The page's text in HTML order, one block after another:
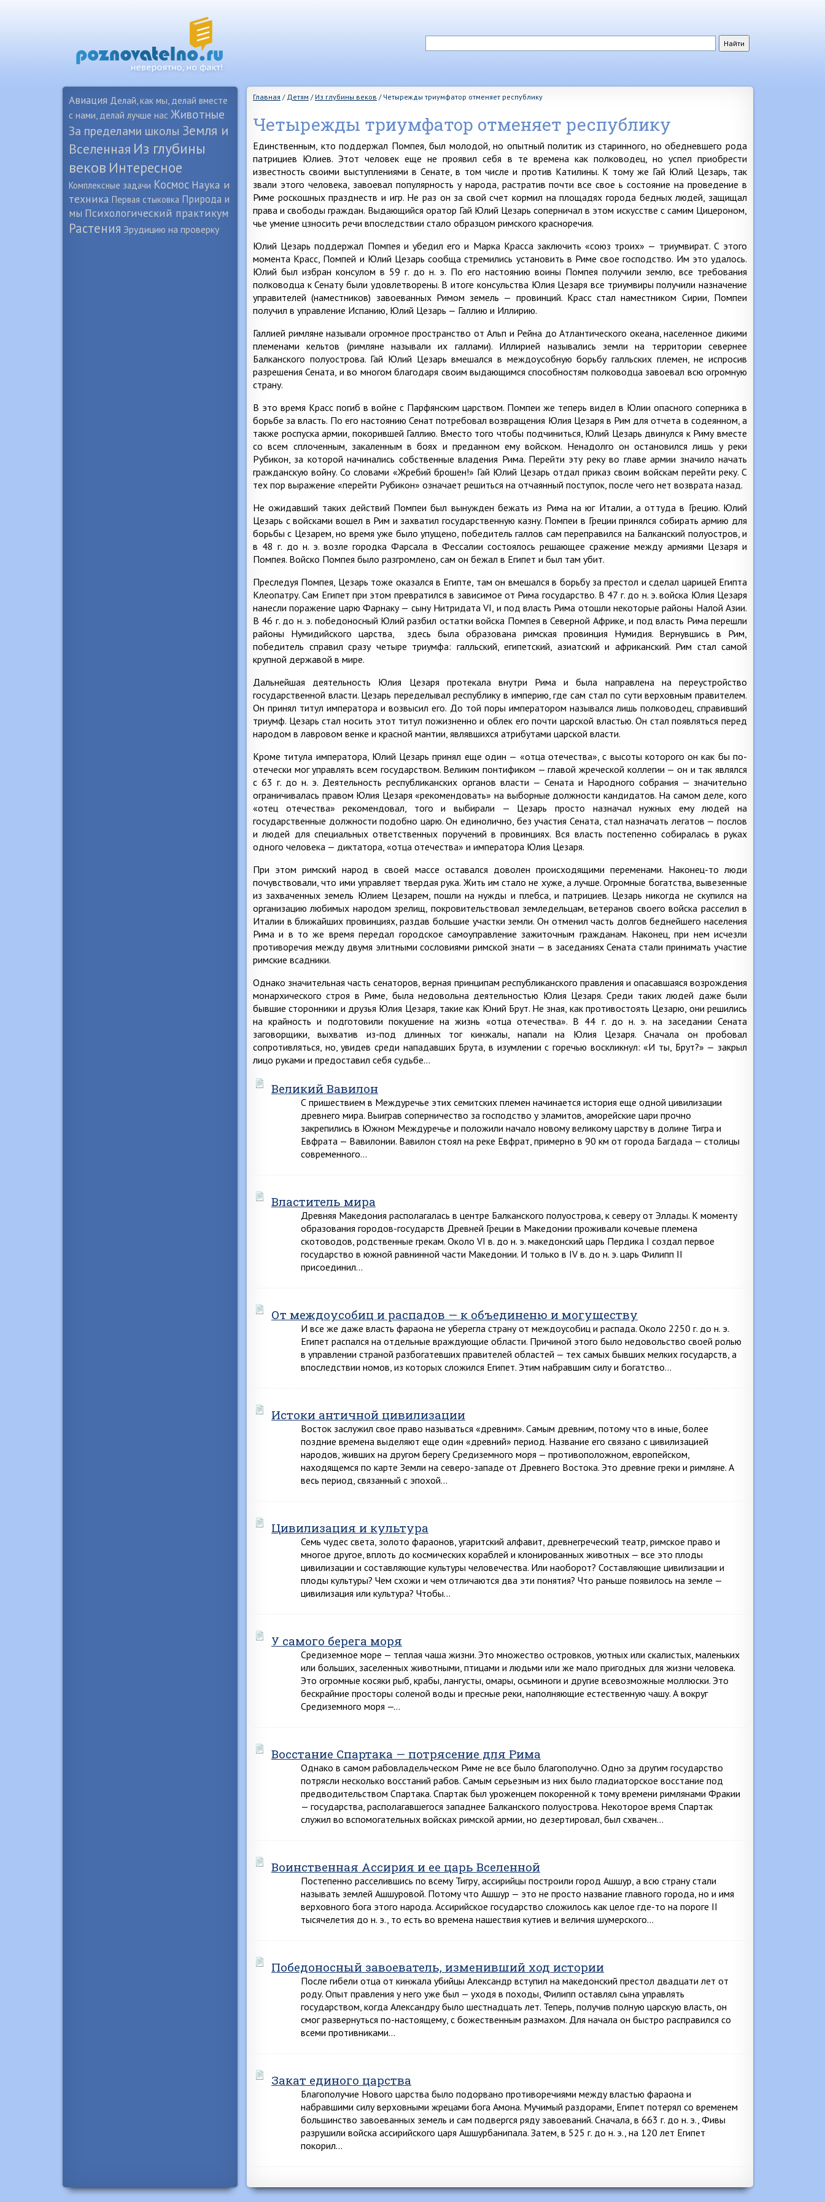
Авиация Делай, как мы, делай вместе
с нами, делай лучше нас Животные
За пределами школы Земля и
Вселенная Из глубины
веков Интересное
Комплексные задачи Космос Наука и
техника Первая стыковка Природа и
мы Психологический практикум
Растения Эрудицию на проверку
Главная / Детям / Из глубины веков / Четырежды триумфатор отменяет республику
Четырежды триумфатор отменяет республику
Единственным, кто поддержал Помпея, был молодой, но опытный политик из старинного, но обедневшего рода
патрициев Юлиев. Этот человек еще не проявил себя в те времена как полководец, но успел приобрести
известность своими выступлениями в Сенате, в том числе и против Катилины. К тому же Гай Юлий Цезарь, так
звали этого человека, завоевал популярность у народа, растратив почти все свое ь состояние на проведение в
Риме роскошных празднеств и игр. Не раз он за свой счет кормил на площадях города бедных людей, защищал
права и свободы граждан. Выдающийся оратор Гай Юлий Цезарь соперничал в этом искусстве с самим Цицероном,
чье умение цзносить речи впоследствии стало образцом римского красноречия.
Юлий Цезарь поддержал Помпея и убедил его и Марка Красса заключить «союз троих» — триумвират. С этого
момента Красс, Помпей и Юлий Цезарь сообща стремились установить в Риме свое господство. Им это удалось.
Юлий был избран консулом в 59 г. до н. э. По его настоянию воины Помпея получили землю, все требования
полководца к Сенату были удовлетворены. В итоге консульства Юлия Цезаря все триумвиры получили назначение
управителей (наместников) завоеванных Римом земель — провинций. Красс стал наместником Сирии, Помпеи
получил в управление Испанию, Юлий Цезарь — Галлию и Иллирию.
Галлией римляне называли огромное пространство от Альп и Рейна до Атлантического океана, населенное дикими
племенами кельтов (римляне называли их галлами). Иллирией назывались земли на территории севернее
Балканского полуострова. Гай Юлий Цезарь вмешался в междоусобную борьбу галльских племен, не испросив
разрешения Сената, и во многом благодаря своим выдающимся способностям полководца завоевал всю огромную
страну.
В это время Красс погиб в войне с Парфянским царством. Помпеи же теперь видел в Юлии опасного соперника в
борьбе за власть. По его настоянию Сенат потребовал возвращения Юлия Цезаря в Рим для отчета в содеянном, а
также роспуска армии, покорившей Галлию. Вместо того чтобы подчиниться, Юлий Цезарь двинулся к Риму вместе
со всем сплоченным, закаленным в боях и преданном ему войском. Ненадолго он остановился лишь у реки
Рубикон, за которой начинались собственные владения Рима. Перейти эту реку во главе армии значило начать
гражданскую войну. Со словами «Жребий брошен!» Гай Юлий Цезарь отдал приказ своим войскам перейти реку. С
тех пор выражение «перейти Рубикон» означает решиться на отчаянный поступок, после чего нет возврата назад.
Не ожидавший таких действий Помпеи был вынужден бежать из Рима на юг Италии, а оттуда в Грецию. Юлий
Цезарь с войсками вошел в Рим и захватил государственную казну. Помпеи в Греции принялся собирать армию для
борьбы с Цезарем, но время уже было упущено, победитель галлов сам переправился на Балканский полуостров, и
в 48 г. до н. э. возле городка Фарсала в Фессалии состоялось решающее сражение между армиями Цезаря и
Помпея. Войско Помпея было разгромлено, сам он бежал в Египет и был там убит.
Преследуя Помпея, Цезарь тоже оказался в Египте, там он вмешался в борьбу за престол и сделал царицей Египта
Клеопатру. Сам Египет при этом превратился в зависимое от Рима государство. В 47 г. до н. э. войска Юлия Цезаря
нанесли поражение царю Фарнаку — сыну Нитридата VI, и под власть Рима отошли некоторые районы Налой Азии.
В 46 г. до н. э. победоносный Юлий разбил остатки войска Помпея в Северной Африке, и под власть Рима перешли
районы Нумидийского царства, здесь была образована римская провинция Нумидия. Вернувшись в Рим,
победитель справил сразу четыре триумфа: галльский, египетский, азиатский и африканский. Рим стал самой
крупной державой в мире.
Дальнейшая деятельность Юлия Цезаря протекала внутри Рима и была направлена на переустройство
государственной власти. Цезарь переделывал республику в империю, где сам стал по сути верховным правителем.
Он принял титул императора и возвысил его. До той поры императором назывался лишь полководец, справивший
триумф. Цезарь стал носить этот титул пожизненно и облек его почти царской властью. Он стал появляться перед
народом в лавровом венке и красной мантии, являвшихся атрибутами царской власти.
Кроме титула императора, Юлий Цезарь принял еще один — «отца отечества», с высоты которого он как бы по-
отечески мог управлять всем государством. Великим понтификом — главой жреческой коллегии — он и так являлся
с 63 г. до н. э. Деятельность республиканских органов власти — Сената и Народного собрания — значительно
ограничивалась правом Юлия Цезаря «рекомендовать» на выборные должности кандидатов. На самом деле, кого
«отец отечества» рекомендовал, того и выбирали — Цезарь просто назначал нужных ему людей на
государственные должности подобно царю. Он единолично, без участия Сената, стал назначать легатов — послов
и людей для специальных ответственных поручений в провинциях. Вся власть постепенно собиралась в руках
одного человека — диктатора, «отца отечества» и императора Юлия Цезаря.
При этом римский народ в своей массе оставался доволен происходящими переменами. Наконец-то люди
почувствовали, что ими управляет твердая рука. Жить им стало не хуже, а лучше. Огромные богатства, вывезенные
из захваченных земель Юлием Цезарем, пошли на нужды и плебса, и патрициев. Цезарь никогда не скупился на
организацию любимых народом зрелищ, покровительствовал земледельцам, ветеранов своего войска расселил в
Италии в ближайших провинциях, раздав большие участки земли. Он отменил часть долгов беднейшего населения
Рима и в то же время передал городское самоуправление зажиточным гражданам. Наконец, при нем исчезли
противоречия между двумя элитными сословиями римской знати — в заседаниях Сената стали принимать участие
римские всадники.
Однако значительная часть сенаторов, верная принципам республиканского правления и опасавшаяся возрождения
монархического строя в Риме, была недовольна деятельностью Юлия Цезаря. Среди таких людей даже были
бывшие сторонники и друзья Юлия Цезаря, такие как Юний Брут. Не зная, как противостоять Цезарю, они решились
на крайность и подготовили покушение на жизнь «отца отечества». В 44 г. до н. э. на заседании Сената
заговорщики, выхватив из-под длинных тог кинжалы, напали на Юлия Цезаря. Сначала он пробовал
сопротивляться, но, увидев среди нападавших Брута, в изумлении с горечью воскликнул: «И ты, Брут?» — закрыл
лицо руками и предоставил себя судьбе…
Великий Вавилон
С пришествием в Междуречье этих семитских племен начинается история еще одной цивилизации
древнего мира. Выиграв соперничество за господство у эламитов, аморейские цари прочно
закрепились в Южном Междуречье и положили начало новому великому царству в долине Тигра и
Евфрата — Вавилонии. Вавилон стоял на реке Евфрат, примерно в 90 км от города Багдада — столицы
современного…
Властитель мира
Древняя Македония располагалась в центре Балканского полуострова, к северу от Эллады. К моменту
образования городов-государств Древней Греции в Македонии проживали кочевые племена
скотоводов, родственные грекам. Около VI в. до н. э. македонский царь Пердика I создал первое
государство в южной равнинной части Македонии. И только в IV в. до н. э. царь Филипп II
присоединил…
От междоусобиц и распадов — к объединеню и могуществу
И все же даже власть фараона не уберегла страну от междоусобиц и распада. Около 2250 г. до н. э.
Египет распался на отдельные враждующие области. Причиной этого было недовольство своей ролью
в управлении страной разбогатевших правителей областей — тех самых бывших мелких государств, а
впоследствии номов, из которых сложился Египет. Этим набравшим силу и богатство…
Истоки античной цивилизации
Восток заслужил свое право называться «древним». Самым древним, потому что в иные, более
поздние времена выделяют еще один «древний» период. Название его связано с цивилизацией
народов, живших на другом берегу Средиземного моря — противоположном, европейском,
находящемся по карте Земли на северо-западе от Древнего Востока. Это древние греки и римляне. А
весь период, связанный с эпохой…
Цивилизация и культура
Семь чудес света, золото фараонов, угаритский алфавит, древнегреческий театр, римское право и
многое другое, вплоть до космических кораблей и клонированных животных — все это плоды
цивилизации и составляющие культуры человечества. Или наоборот? Составляющие цивилизации и
плоды культуры? Чем схожи и чем отличаются два эти понятия? Что раньше появилось на земле —
цивилизация или культура? Чтобы…
У самого берега моря
Средиземное море — теплая чаша жизни. Это множество островков, уютных или скалистых, маленьких
или больших, заселенных животными, птицами и людьми или же мало пригодных для жизни человека.
Это огромные косяки рыб, крабы, лангусты, омары, осьминоги и другие всевозможные моллюски. Это
бескрайние просторы соленой воды и пресные реки, наполняющие естественную чашу. А вокруг
Средиземного моря —…
Восстание Спартака — потрясение для Рима
Однако в самом рабовладельческом Риме не все было благополучно. Одно за другим государство
потрясли несколько восстаний рабов. Самым серьезным из них было гладиаторское восстание под
предводительством Спартака. Спартак был уроженцем покоренной к тому времени римлянами Фракии
— государства, располагавшегося западнее Балканского полуострова. Некоторое время Спартак
служил во вспомогательных войсках римской армии, но дезертировал, был схвачен…
Воинственная Ассирия и ее царь Вселенной
Постепенно расселившись по всему Тигру, ассирийцы построили город Ашшур, а всю страну стали
называть землей Ашшуровой. Потому что Ашшур — это не просто название главного города, но и имя
верховного бога этого народа. Ассирийское государство сложилось как целое где-то на пороге II
тысячелетия до н. э., то есть во времена нашествия кутиев и величия шумерского…
Победоносный завоеватель, изменивший ход истории
После гибели отца от кинжала убийцы Александр вступил на македонский престол двадцати лет от
роду. Опыт правления у него уже был — уходя в походы, Филипп оставлял сына управлять
государством, когда Александру было шестнадцать лет. Теперь, получив полную царскую власть, он
смог развернуться по-настоящему, с божественным размахом. Для начала он быстро расправился со
всеми противниками…
Закат единого царства
Благополучие Нового царства было подорвано противоречиями между властью фараона и
набравшими силу верховными жрецами бога Амона. Мучимый раздорами, Египет потерял со временем
большинство завоеванных земель и сам подвергся ряду завоеваний. Сначала, в 663 г. до н. э., Фивы
разрушили войска ассирийского царя Ашшурбанипала. Затем, в 525 г. до н. э., на 120 лет Египет
покорил…